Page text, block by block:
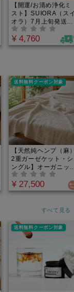
【開運/お清め浄化ミ
スト】SUIORA（ス
オラ）7月上旬発送開
始！IN YOUオリジナ
ル｜マイナスをプラ
に転じエネルギーを
ーを整え、豊かさを
び込む無添加ルーム
レグランス・持ち歩
用お守りにも！
¥ 4,760
送料無料クーポン対象
【天然純ヘンプ（麻
2重ガーゼケット・シ
ングル】オーガニッ
100%素材の安眠寝具
｜重くて暑苦しいタ
ルケットはもう卒業
さ。天然発酵糸が作
の冷えから体を守り
圧倒的な吸湿発散性
寝汗の蒸れを瞬時に
がす極上の肌掛け
¥ 27,500
すべて見る
送料無料クーポン対象